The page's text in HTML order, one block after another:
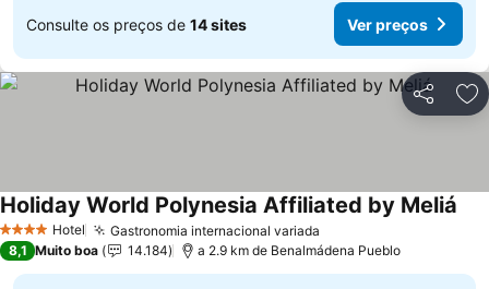
Consulte os preços de 14 sites Ver preços
Partilhar
4 EstrelasHotel Gastronomia internacional variada
Holiday World Polynesia Affiliated by Meliá
8,1 Muito boa 14.184 a 2.9 km de Benalmádena Pueblo